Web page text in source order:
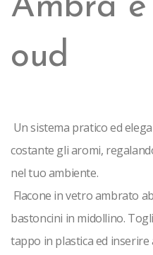
Ambra
oud
costante gli aromi,
nel tuo ambiente.
bastoncini in midollino.
tappo in plastica ed